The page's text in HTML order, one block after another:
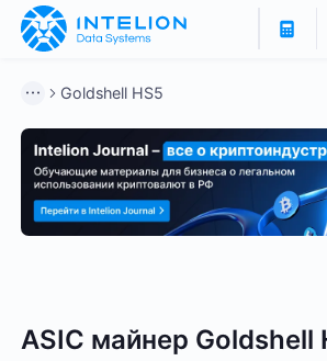
Goldshell HS5
ASIC майнер Goldshell